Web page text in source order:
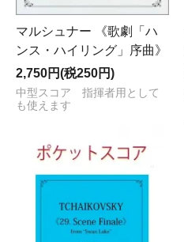
マルシュナー 《歌劇「ハ
ンス・ハイリング」序曲》
2,750円(税250円)
中型スコア 指揮者用として
も使えます